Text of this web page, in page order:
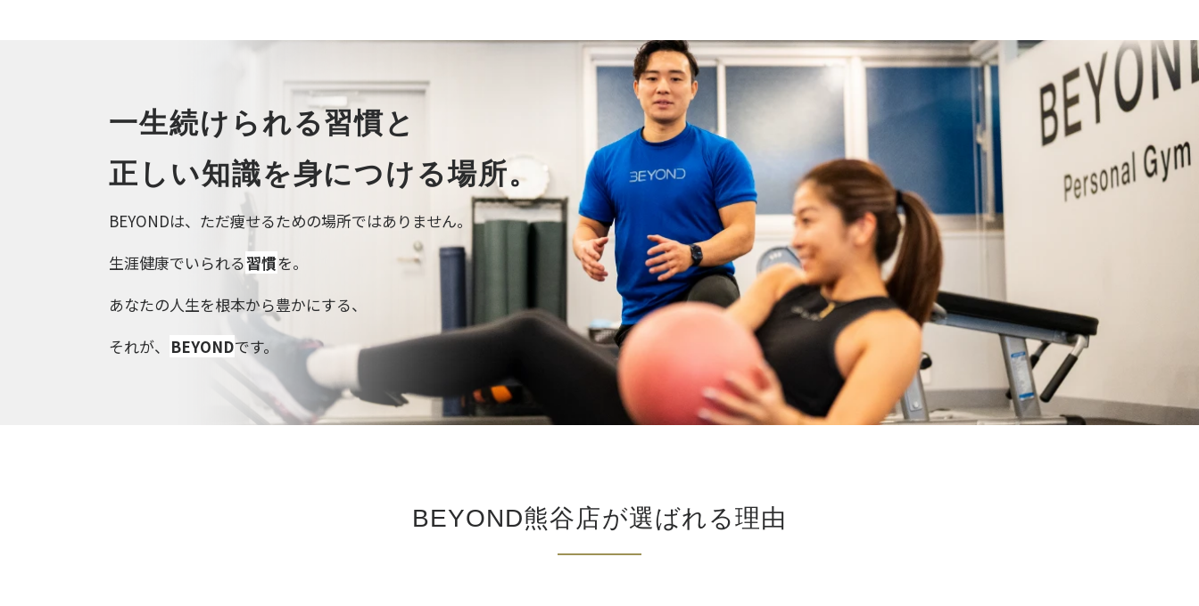
一生続けられる習慣と
正しい知識を身につける場所。
BEYONDは、ただ痩せるための場所ではありません。
生涯健康でいられる習慣を。
あなたの人生を根本から豊かにする、
それが、 BEYONDです。
BEYOND熊谷店が選ばれる理由